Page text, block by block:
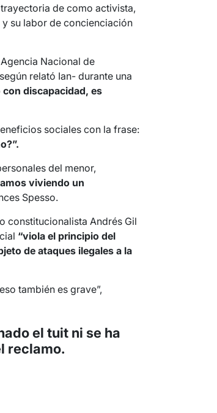
de como activista,
su labor de concienciación
Nacional de
relató Ian- durante una
discapacidad, es
sociales con la frase:
del menor,
viviendo un
Spesso.
constitucionalista Andrés Gil
“viola el principio del
de ataques ilegales a la
también es grave”,
el tuit ni se ha
reclamo.